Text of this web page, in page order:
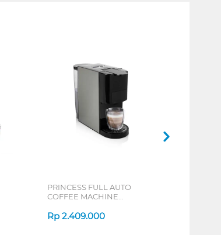
PRINCESS FULL AUTO
COFFEE MACHINE
Rp 2.409.000